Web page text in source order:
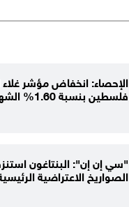
الإحصاء: انخفاض مؤشر
فلسطين بنسبة 1.60% الشهر الماضي
"سي إن إن": البنتاغون
الصواريخ الاعتراضية الرئيسية